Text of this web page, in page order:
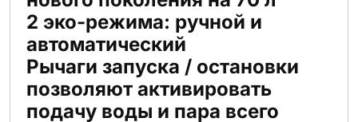
2 эко-режима: ручной и
автоматический
Рычаги запуска / остановки
позволяют активировать
подачу воды и пара всего